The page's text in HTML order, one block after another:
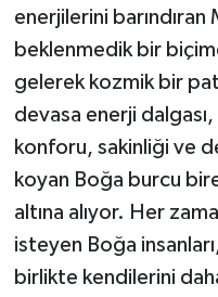
enerjilerini barındıran
beklenmedik bir
gelerek kozmik bir
devasa enerji
konforu, sakinliği ve
koyan Boğa burcu
altına alıyor. Her
isteyen Boğa
birlikte kendilerini